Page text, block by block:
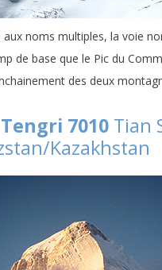
noms multiples, la voie
de base que le Pic du
des deux
7010 Tian
Kazakhstan